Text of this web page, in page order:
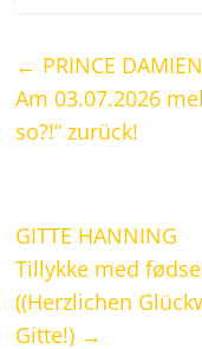
← PRINCE DAMIEN
Am 03.07.2026
so?!“ zurück!
GITTE HANNING
Tillykke med
((Herzlichen
Gitte!) →